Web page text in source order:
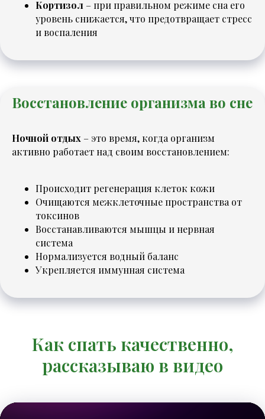
Кортизол – при правильном режиме сна его
уровень снижается, что предотвращает стресс
и воспаления
Восстановление организма во сне
Ночной отдых – это время, когда организм
активно работает над своим восстановлением:
Происходит регенерация клеток кожи
Очищаются межклеточные пространства от
токсинов
Восстанавливаются мышцы и нервная
система
Нормализуется водный баланс
Укрепляется иммунная система
Как спать качественно,
рассказываю в видео